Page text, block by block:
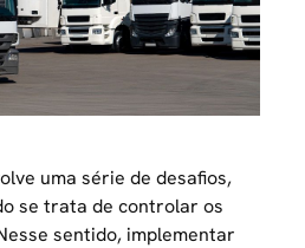
uma série de desafios,
se trata de controlar os
sentido, implementar